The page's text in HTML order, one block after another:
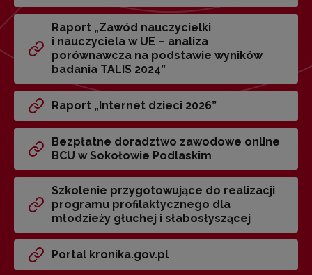
Raport „Zawód nauczycielki
i nauczyciela w UE – analiza
porównawcza na podstawie wyników
badania TALIS 2024”
Raport „Internet dzieci 2026”
Bezpłatne doradztwo zawodowe online
BCU w Sokołowie Podlaskim
Szkolenie przygotowujące do realizacji
programu profilaktycznego dla
młodzieży głuchej i słabosłyszącej
Portal kronika.gov.pl